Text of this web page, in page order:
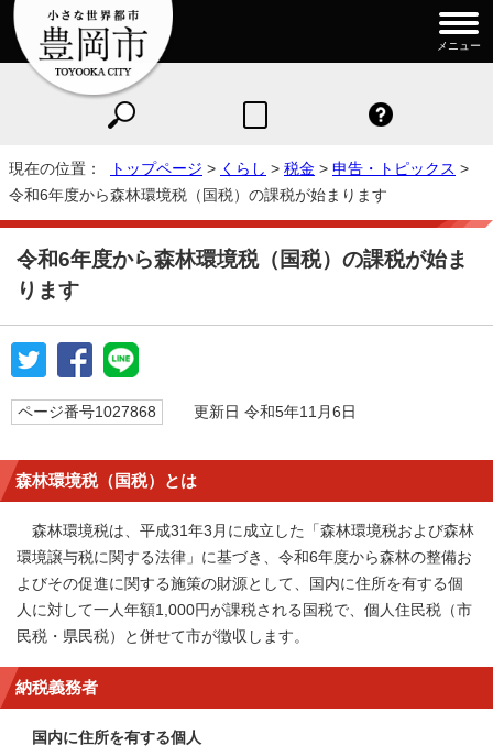
メニュー
現在の位置： トップページ > くらし > 税金 > 申告・トピックス >
令和6年度から森林環境税（国税）の課税が始まります
令和6年度から森林環境税（国税）の課税が始ま
ります
ページ番号1027868 更新日 令和5年11月6日
森林環境税（国税）とは
森林環境税は、平成31年3月に成立した「森林環境税および森林
環境譲与税に関する法律」に基づき、令和6年度から森林の整備お
よびその促進に関する施策の財源として、国内に住所を有する個
人に対して一人年額1,000円が課税される国税で、個人住民税（市
民税・県民税）と併せて市が徴収します。
納税義務者
国内に住所を有する個人